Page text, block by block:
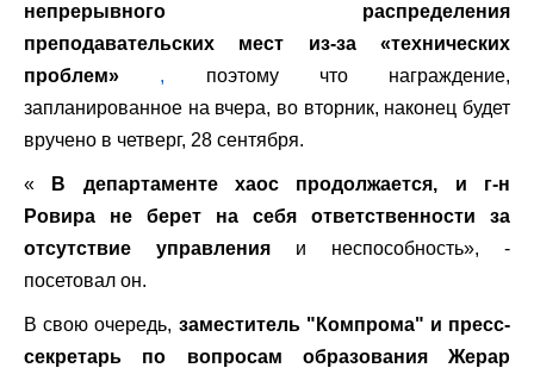
непрерывного распределения
преподавательских мест из-за «технических
проблем» , поэтому что награждение,
запланированное на вчера, во вторник, наконец будет
вручено в четверг, 28 сентября.
«
В департаменте хаос продолжается, и г-н
Ровира не берет на себя ответственности за
отсутствие управления и неспособность», -
посетовал он.
В свою очередь, заместитель "Компрома" и пресс-
секретарь по вопросам образования Жерар